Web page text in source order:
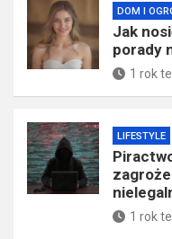
DOM I
Jak
porady
1 rok
LIFESTYLE
1 rok